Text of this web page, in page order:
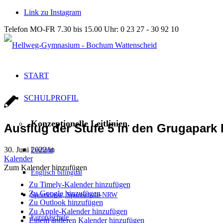
Link zu Instagram
Telefon MO-FR 7.30 bis 15.00 Uhr: 0 23 27 - 30 92 10
START
SCHULPROFIL
Konzeptionelle Leitlinien.
Leitbild
Englisch bilingual
Sportklasse, Sportschule-NRW
Europaschule
Ausflug der Stufe 5 in den Grugapark
30. Juni 2022/in
Kalender
Zum Kalender hinzufügen
Zu Timely-Kalender hinzufügen
Zu Google hinzufügen
Zu Outlook hinzufügen
Zu Apple-Kalender hinzufügen
Einem anderen Kalender hinzufügen